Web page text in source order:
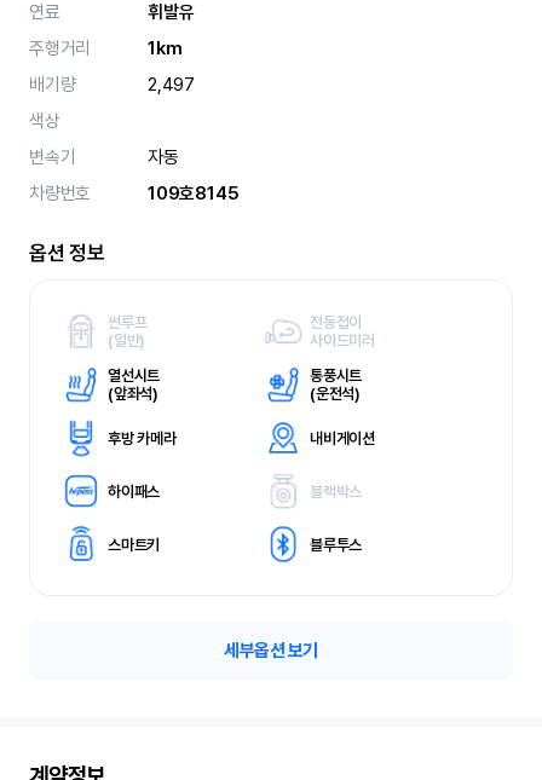
연료
휘발유
주행거리
1km
배기량
2,497
색상
변속기
자동
차량번호
109호8145
옵션 정보
썬루프
(일반)
전동접이
사이드미러
열선시트
(앞좌석)
통풍시트
(운전석)
후방 카메라 내비게이션
하이패스 블랙박스
스마트키 블루투스
세부옵션 보기